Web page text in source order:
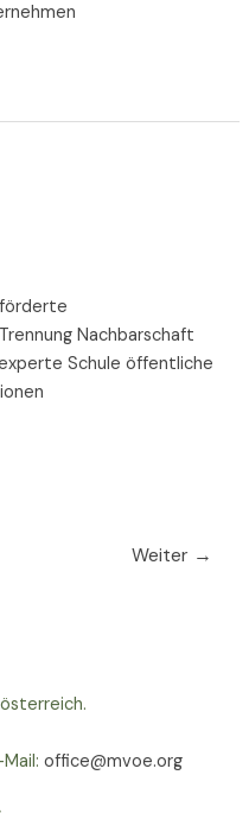
Nachbarschaft
Schule öffentliche
Weiter →
office@mvoe.org